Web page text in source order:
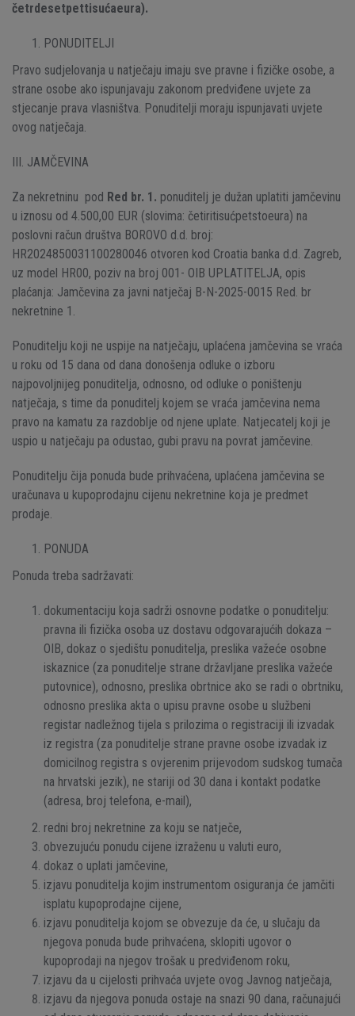
četrdesetpettisućaeura).
PONUDITELJI
Pravo sudjelovanja u natječaju imaju sve pravne i fizičke osobe, a
strane osobe ako ispunjavaju zakonom predviđene uvjete za
stjecanje prava vlasništva. Ponuditelji moraju ispunjavati uvjete
ovog natječaja.
III. JAMČEVINA
Za nekretninu pod Red br. 1. ponuditelj je dužan uplatiti jamčevinu
u iznosu od 4.500,00 EUR (slovima: četiritisućpetstoeura) na
poslovni račun društva BOROVO d.d. broj:
HR2024850031100280046 otvoren kod Croatia banka d.d. Zagreb,
uz model HR00, poziv na broj 001- OIB UPLATITELJA, opis
plaćanja: Jamčevina za javni natječaj B-N-2025-0015 Red. br
nekretnine 1.
Ponuditelju koji ne uspije na natječaju, uplaćena jamčevina se vraća
u roku od 15 dana od dana donošenja odluke o izboru
najpovoljnijeg ponuditelja, odnosno, od odluke o poništenju
natječaja, s time da ponuditelj kojem se vraća jamčevina nema
pravo na kamatu za razdoblje od njene uplate. Natjecatelj koji je
uspio u natječaju pa odustao, gubi pravu na povrat jamčevine.
Ponuditelju čija ponuda bude prihvaćena, uplaćena jamčevina se
uračunava u kupoprodajnu cijenu nekretnine koja je predmet
prodaje.
PONUDA
Ponuda treba sadržavati:
dokumentaciju koja sadrži osnovne podatke o ponuditelju:
pravna ili fizička osoba uz dostavu odgovarajućih dokaza –
OIB, dokaz o sjedištu ponuditelja, preslika važeće osobne
iskaznice (za ponuditelje strane državljane preslika važeće
putovnice), odnosno, preslika obrtnice ako se radi o obrtniku,
odnosno preslika akta o upisu pravne osobe u službeni
registar nadležnog tijela s prilozima o registraciji ili izvadak
iz registra (za ponuditelje strane pravne osobe izvadak iz
domicilnog registra s ovjerenim prijevodom sudskog tumača
na hrvatski jezik), ne stariji od 30 dana i kontakt podatke
(adresa, broj telefona, e-mail),
redni broj nekretnine za koju se natječe,
obvezujuću ponudu cijene izraženu u valuti euro,
dokaz o uplati jamčevine,
izjavu ponuditelja kojim instrumentom osiguranja će jamčiti
isplatu kupoprodajne cijene,
izjavu ponuditelja kojom se obvezuje da će, u slučaju da
njegova ponuda bude prihvaćena, sklopiti ugovor o
kupoprodaji na njegov trošak u predviđenom roku,
izjavu da u cijelosti prihvaća uvjete ovog Javnog natječaja,
izjavu da njegova ponuda ostaje na snazi 90 dana, računajući